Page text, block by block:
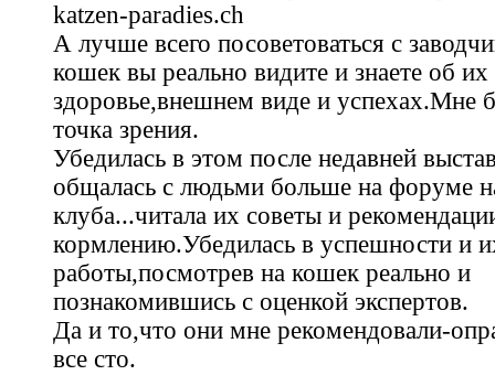
katzen-paradies.ch
А лучше всего посоветоваться с
кошек вы реально видите и знаете об их
здоровье,внешнем виде и успехах.Мне
точка зрения.
Убедилась в этом после недавней
общалась с людьми больше на форуме
клуба...читала их советы и
кормлению.Убедилась в успешности и
работы,посмотрев на кошек реально и
познакомившись с оценкой экспертов.
Да и то,что они мне рекомендовали-
все сто.